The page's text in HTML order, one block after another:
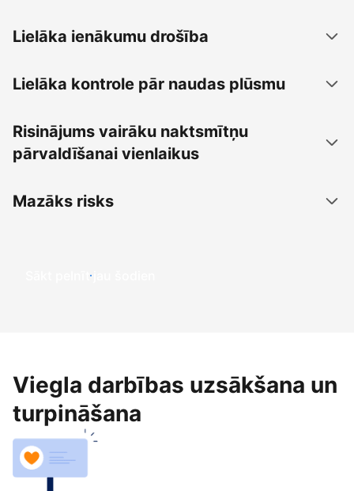
Lielāka ienākumu drošība
Lielāka kontrole pār naudas plūsmu
Risinājums vairāku naktsmītņu
pārvaldīšanai vienlaikus
Mazāks risks
Sākt pelnīt jau šodien
Viegla darbības uzsākšana un
turpināšana